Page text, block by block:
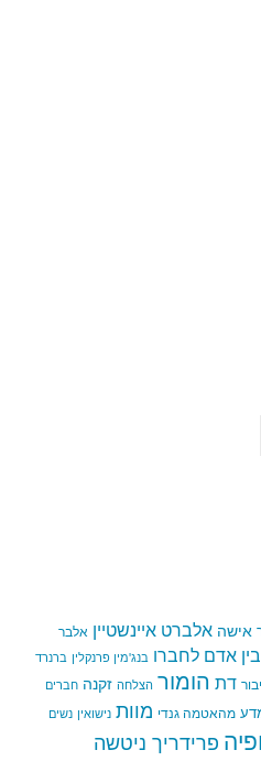
אישה אלברט איינשטיין אלבר
בין אדם לחברו בנג'מין פרנקלין ברנרד
דת הומור הצלחה זקנה חברים
מהאטמה גנדי מוות נישואין נשים
פרידריך ניטשה